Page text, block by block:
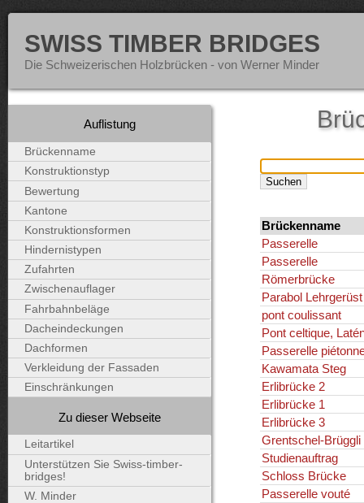
SWISS TIMBER BRIDGES
Die Schweizerischen Holzbrücken - von Werner Minder
Brückenname
Passerelle
Passerelle
Römerbrücke
Parabol
pont coulissant
Pont celtique,
Passerelle
Kawamata Steg
Erlibrücke 2
Erlibrücke 1
Erlibrücke 3
Grentschel-Brüggli
Studienauftrag
Schloss Brücke
Passerelle vouté
Auflistung
Brückenname
Konstruktionstyp
Bewertung
Kantone
Konstruktionsformen
Hindernistypen
Zufahrten
Zwischenauflager
Fahrbahnbeläge
Dacheindeckungen
Dachformen
Verkleidung der Fassaden
Einschränkungen
Zu dieser Webseite
Leitartikel
Unterstützen Sie Swiss-timber-
bridges!
W. Minder